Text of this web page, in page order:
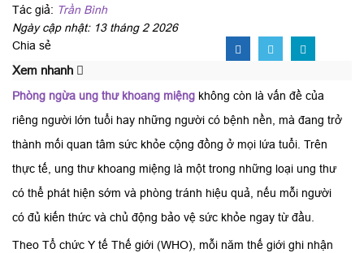
Tác giả: Trần Bình
Ngày cập nhật: 13 tháng 2 2026
Chia sẻ
Xem nhanh
Phòng ngừa ung thư khoang miệng không còn là vấn đề của
riêng người lớn tuổi hay những người có bệnh nền, mà đang trở
thành mối quan tâm sức khỏe cộng đồng ở mọi lứa tuổi. Trên
thực tế, ung thư khoang miệng là một trong những loại ung thư
có thể phát hiện sớm và phòng tránh hiệu quả, nếu mỗi người
có đủ kiến thức và chủ động bảo vệ sức khỏe ngay từ đầu.
Theo Tổ chức Y tế Thế giới (WHO), mỗi năm thế giới ghi nhận